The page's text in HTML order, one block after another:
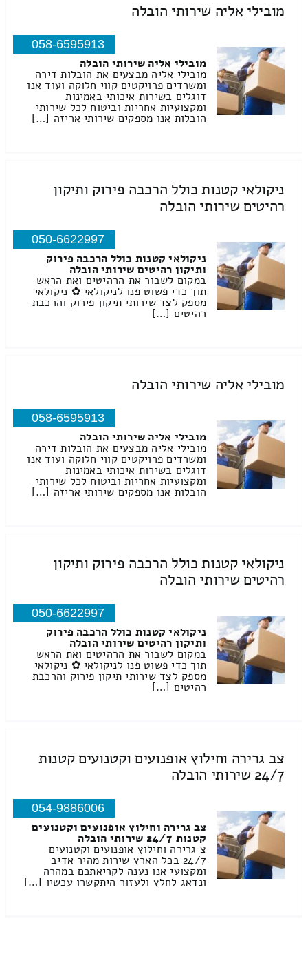
מובילי אליה שירותי הובלה
058-6595913
מובילי אליה שירותי הובלה
מובילי אליה מבצעים את הובלות דירה
ומשרדים פרויקטים קווי חלוקה ועוד אנו
דוגלים בשירות איכותי באמינות
ומקצועיות אחריות וביטוח לכל שירותי
הובלות אנו מספקים שירותי אריזה […]
ניקולאי קטנות כולל הרכבה פירוק ותיקון
רהיטים שירותי הובלה
050-6622997
ניקולאי קטנות כולל הרכבה פירוק
ותיקון רהיטים שירותי הובלה
במקום לשבור את הרהיטים ואת הראש
תוך כדי פשוט פנו לניקולאי ✿ ניקולאי
מספק לצד שירותי תיקון פירוק והרכבת
רהיטים […]
מובילי אליה שירותי הובלה
058-6595913
מובילי אליה שירותי הובלה
מובילי אליה מבצעים את הובלות דירה
ומשרדים פרויקטים קווי חלוקה ועוד אנו
דוגלים בשירות איכותי באמינות
ומקצועיות אחריות וביטוח לכל שירותי
הובלות אנו מספקים שירותי אריזה […]
ניקולאי קטנות כולל הרכבה פירוק ותיקון
רהיטים שירותי הובלה
050-6622997
ניקולאי קטנות כולל הרכבה פירוק
ותיקון רהיטים שירותי הובלה
במקום לשבור את הרהיטים ואת הראש
תוך כדי פשוט פנו לניקולאי ✿ ניקולאי
מספק לצד שירותי תיקון פירוק והרכבת
רהיטים […]
צב גרירה וחילוץ אופנועים וקטנועים קטנות
24/7 שירותי הובלה
054-9886006
צב גרירה וחילוץ אופנועים וקטנועים
קטנות 24/7 שירותי הובלה
צ גרירה וחילוץ אופנועים וקטנועים
24/7 בכל הארץ שירות מהיר אדיב
ומקצועי אנו נענה לקריאתכם במהרה
ונדאג לחלץ ולעזור היתקשרו עכשיו […]